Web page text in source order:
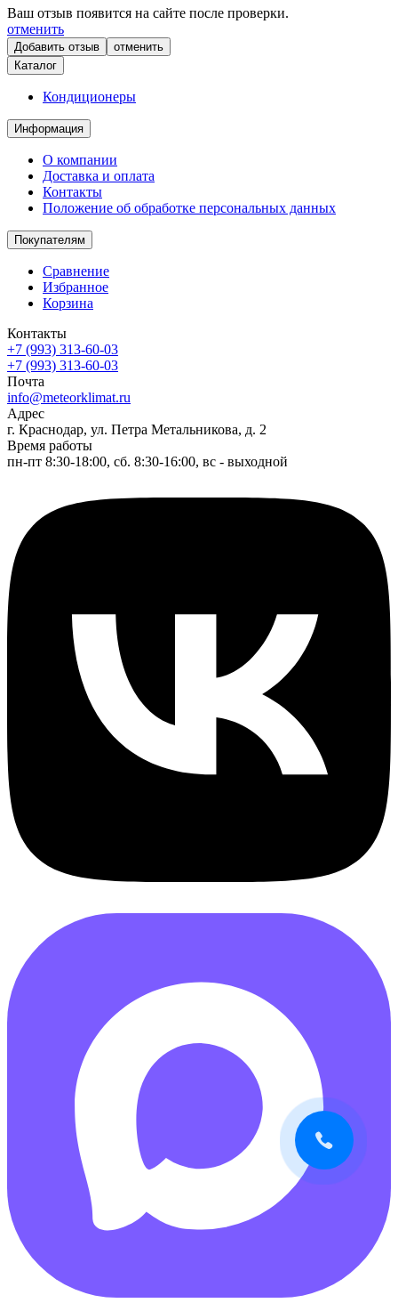
Ваш отзыв появится на сайте после проверки.
отменить
отменить
Каталог
Кондиционеры
Информация
О компании
Доставка и оплата
Контакты
Положение об обработке персональных данных
Покупателям
Сравнение
Избранное
Корзина
Контакты
+7 (993) 313-60-03
+7 (993) 313-60-03
Почта
info@meteorklimat.ru
Адрес
г. Краснодар, ул. Петра Метальникова, д. 2
Время работы
пн-пт 8:30-18:00, сб. 8:30-16:00, вс - выходной